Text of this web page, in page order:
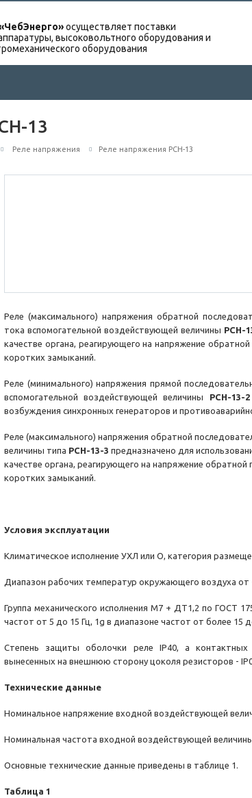
осуществляет поставки
высоковольтного оборудования и
оборудования
13
Реле напряжения Реле напряжения РСН-13
Реле (максимального) напряжения обратной
тока вспомогательной воздействующей величины РСН-
качестве органа, реагирующего на напряжение
коротких замыканий.
Реле (минимального) напряжения прямой
вспомогательной воздействующей величины РСН-13-2
возбуждения синхронных генераторов и
Реле (максимального) напряжения обратной
величины типа РСН-13-3 предназначено для
качестве органа, реагирующего на напряжение
коротких замыканий.
Условия эксплуатации
Климатическое исполнение УХЛ или О, категория
Диапазон рабочих температур окружающего воздуха от
Группа механического исполнения М7 + ДТ1,2 по ГОСТ
частот от 5 до 15 Гц, 1g в диапазоне частот от более 15
Степень защиты оболочки реле IP40, а
вынесенных на внешнюю сторону цоколя резисторов -
Технические данные
Номинальное напряжение входной воздействующей
Номинальная частота входной воздействующей величины
Основные технические данные приведены в таблице 1.
Таблица 1